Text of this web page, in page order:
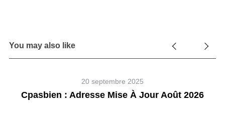
You may also like
20 septembre 2025
Cpasbien : Adresse Mise À Jour Août 2026